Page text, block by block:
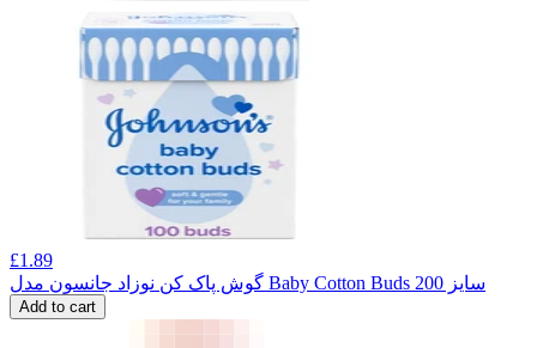
£1.89
گوش پاک کن نوزاد جانسون مدل Baby Cotton Buds سایز 200
Add to cart